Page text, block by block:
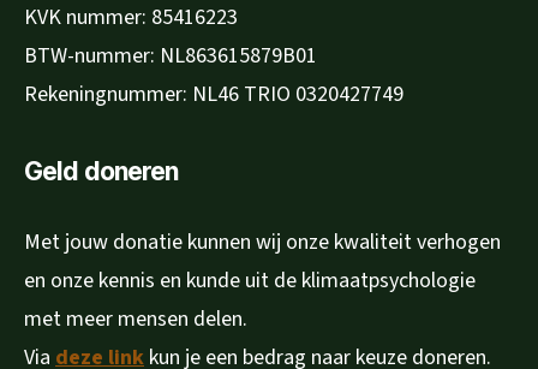
KVK nummer: 85416223
BTW-nummer: NL863615879B01
Rekeningnummer: NL46 TRIO 0320427749
Geld doneren
Met jouw donatie kunnen wij onze kwaliteit verhogen
en onze kennis en kunde uit de klimaatpsychologie
met meer mensen delen.
Via deze link kun je een bedrag naar keuze doneren.